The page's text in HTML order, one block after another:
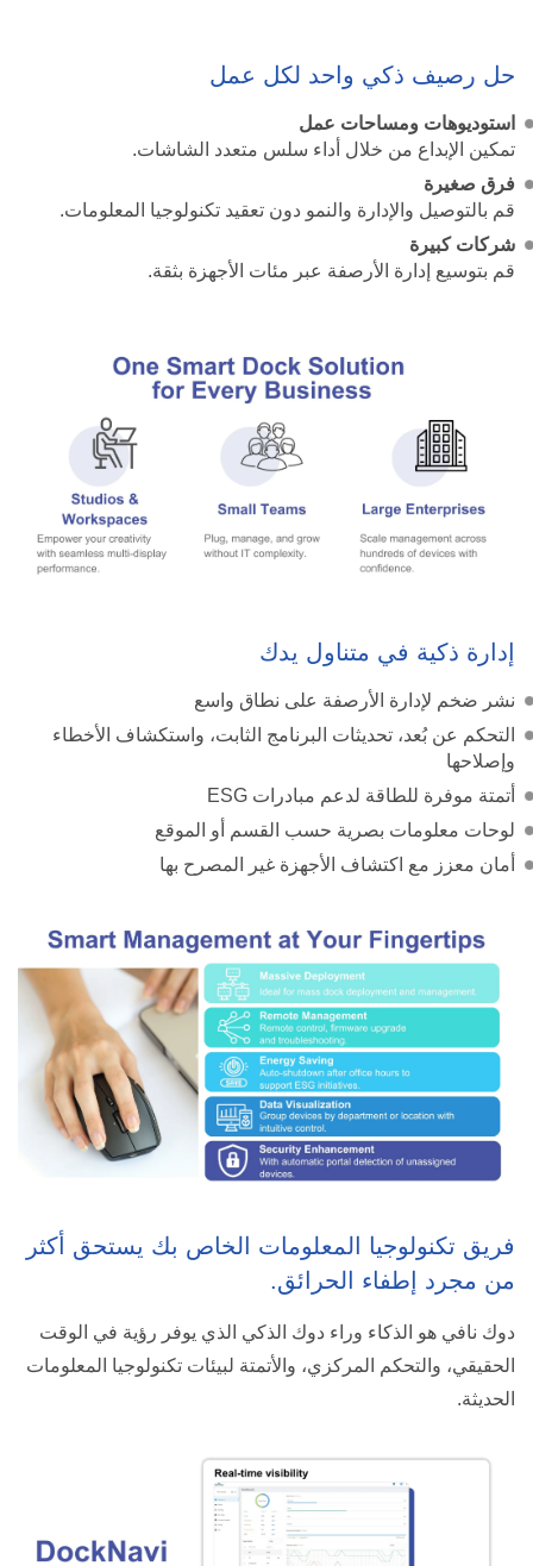
حل رصيف ذكي واحد لكل عمل
استوديوهات ومساحات عمل
تمكين الإبداع من خلال أداء سلس متعدد الشاشات.
فرق صغيرة
قم بالتوصيل والإدارة والنمو دون تعقيد تكنولوجيا المعلومات.
شركات كبيرة
قم بتوسيع إدارة الأرصفة عبر مئات الأجهزة بثقة.
إدارة ذكية في متناول يدك
نشر ضخم لإدارة الأرصفة على نطاق واسع
التحكم عن بُعد، تحديثات البرنامج الثابت، واستكشاف الأخطاء
وإصلاحها
أتمتة موفرة للطاقة لدعم مبادرات ESG
لوحات معلومات بصرية حسب القسم أو الموقع
أمان معزز مع اكتشاف الأجهزة غير المصرح بها
فريق تكنولوجيا المعلومات الخاص بك يستحق أكثر
من مجرد إطفاء الحرائق.
دوك نافي هو الذكاء وراء دوك الذكي الذي يوفر رؤية في الوقت
الحقيقي، والتحكم المركزي، والأتمتة لبيئات تكنولوجيا المعلومات
الحديثة.